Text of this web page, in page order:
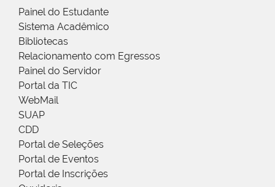
Painel do Estudante
Sistema Acadêmico
Bibliotecas
Relacionamento com Egressos
Painel do Servidor
Portal da TIC
WebMail
SUAP
CDD
Portal de Seleções
Portal de Eventos
Portal de Inscrições